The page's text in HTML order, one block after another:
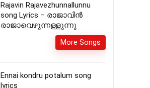
Rajavin Rajavezhunnallunnu
song Lyrics – രാജാവിന്‍
രാജാവെഴുന്നള്ളുന്നു
More Songs
Ennai kondru potalum song
lyrics